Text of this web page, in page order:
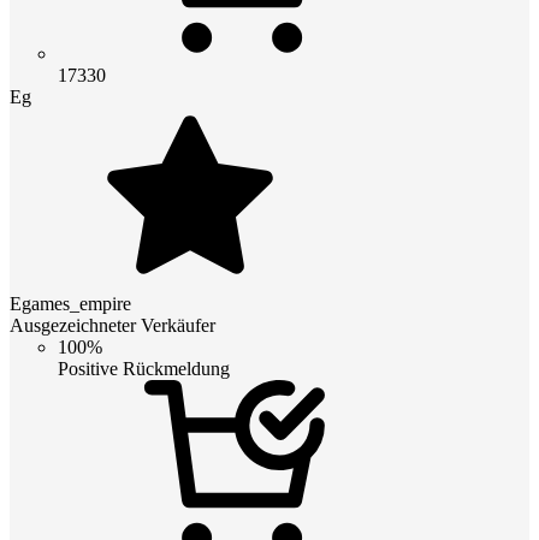
17330
Eg
Egames_empire
Ausgezeichneter Verkäufer
100%
Positive Rückmeldung